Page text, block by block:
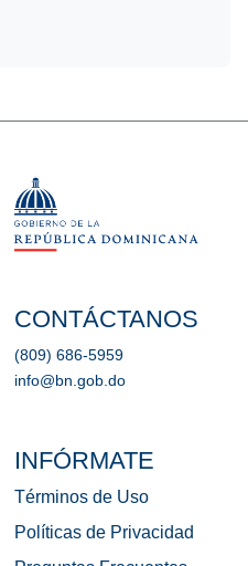
CONTÁCTANOS
(809) 686-5959
info@bn.gob.do
INFÓRMATE
Términos de Uso
Políticas de Privacidad